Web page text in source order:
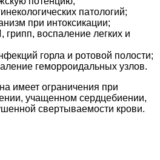
патологий;
при интоксикации;
грипп, воспаление легких и
горла и ротовой полости;
геморроидальных узлов.
имеет ограничения при
учащенном сердцебиении,
свертываемости крови.